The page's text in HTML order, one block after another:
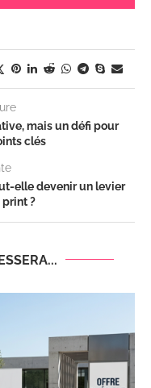
mais un défi pour
clés
elle devenir un levier
?